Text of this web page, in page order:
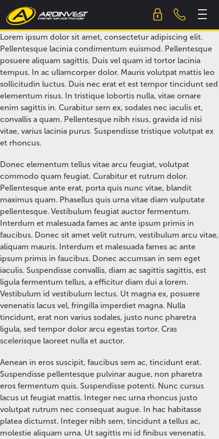
to
content
Lorem ipsum dolor sit amet, consectetur adipiscing elit.
Pellentesque lacinia condimentum euismod. Pellentesque
posuere aliquam sagittis. Duis vel quam id tortor lacinia
tempus. In ac ullamcorper dolor. Mauris volutpat mattis leo
sollicitudin luctus. Duis nec erat et est tempor tincidunt sed
elementum risus. In tristique lobortis nulla, vitae ornare
enim sagittis in. Curabitur sem ex, sodales nec iaculis et,
convallis a quam. Pellentesque nibh risus, gravida id nisi
vitae, varius lacinia purus. Suspendisse tristique volutpat ex
et rhoncus.
Donec elementum tellus vitae arcu feugiat, volutpat
commodo quam feugiat. Curabitur et rutrum dolor.
Pellentesque ante erat, porta quis nunc vitae, blandit
maximus quam. Phasellus quis urna vitae diam vulputate
pellentesque. Vestibulum feugiat auctor fermentum.
Interdum et malesuada fames ac ante ipsum primis in
faucibus. Donec sit amet velit rutrum, vestibulum arcu vitae,
aliquam mauris. Interdum et malesuada fames ac ante
ipsum primis in faucibus. Donec accumsan in sem eget
iaculis. Suspendisse convallis, diam ac sagittis sagittis, est
ligula fermentum tellus, a efficitur diam dui a lorem.
Vestibulum id vestibulum lectus. Ut magna ex, posuere
venenatis lacus vel, fringilla imperdiet magna. Nulla
tincidunt, erat non varius sodales, justo nunc pharetra
ligula, sed tempor dolor arcu egestas tortor. Cras
scelerisque laoreet nulla et auctor.
Aenean in eros suscipit, faucibus sem ac, tincidunt erat.
Suspendisse pellentesque pulvinar augue, non pharetra
eros fermentum quis. Suspendisse potenti. Nunc cursus
lacus ut feugiat mattis. Integer nec urna rhoncus justo
volutpat rutrum nec consequat augue. In hac habitasse
platea dictumst. Integer nibh sem, tincidunt a tellus ac,
molestie aliquam urna. Ut sagittis mi id finibus venenatis.